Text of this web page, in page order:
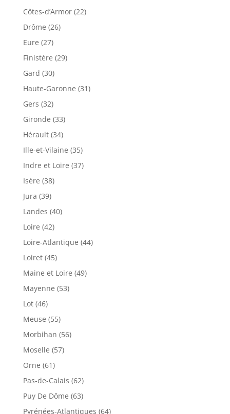
Côtes-d’Armor (22)
Drôme (26)
Eure (27)
Finistère (29)
Gard (30)
Haute-Garonne (31)
Gers (32)
Gironde (33)
Hérault (34)
Ille-et-Vilaine (35)
Indre et Loire (37)
Isère (38)
Jura (39)
Landes (40)
Loire (42)
Loire-Atlantique (44)
Loiret (45)
Maine et Loire (49)
Mayenne (53)
Lot (46)
Meuse (55)
Morbihan (56)
Moselle (57)
Orne (61)
Pas-de-Calais (62)
Puy De Dôme (63)
Pyrénées-Atlantiques (64)